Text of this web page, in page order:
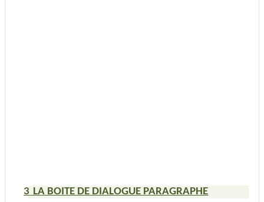
3 LA BOITE DE DIALOGUE PARAGRAPHE